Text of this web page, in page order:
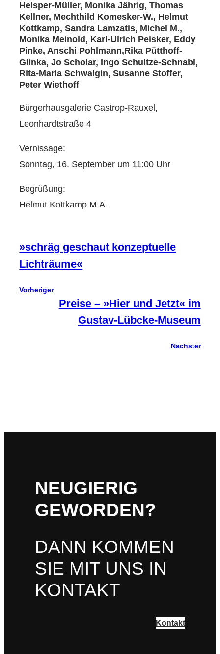
Helsper-Müller, Monika Jährig, Thomas
Kellner, Mechthild Komesker-W., Helmut
Kottkamp, Sandra Lamzatis, Michel M.,
Monika Meinold, Karl-Ulrich Peisker, Eddy
Pinke, Anschi Pohlmann,Rika Pütthoff-
Glinka, Jo Scholar, Ingo Schultze-Schnabl,
Rita-Maria Schwalgin, Susanne Stoffer,
Peter Wiethoff
Bürgerhausgalerie Castrop-Rauxel,
Leonhardtstraße 4
Vernissage:
Sonntag, 16. September um 11:00 Uhr
Begrüßung:
Helmut Kottkamp M.A.
»schräg geschaut konzeptuelle
Lichträume«
Vorheriger
Preise – »Hier und Jetzt« im
Gustav-Lübcke-Museum
Nächster
NEUGIERIG
GEWORDEN?
DANN KOMMEN
SIE MIT UNS IN
KONTAKT
Kontakt